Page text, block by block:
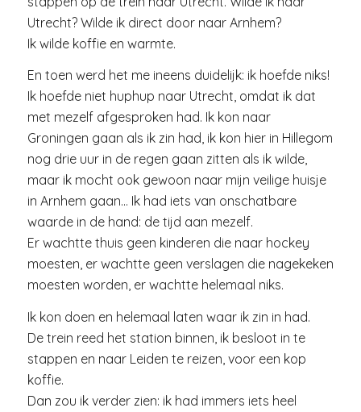
Utrecht? Wilde ik direct door naar Arnhem?
Ik wilde koffie en warmte.
En toen werd het me ineens duidelijk: ik hoefde niks!
Ik hoefde niet huphup naar Utrecht, omdat ik dat
met mezelf afgesproken had. Ik kon naar
Groningen gaan als ik zin had, ik kon hier in Hillegom
nog drie uur in de regen gaan zitten als ik wilde,
maar ik mocht ook gewoon naar mijn veilige huisje
in Arnhem gaan… Ik had iets van onschatbare
waarde in de hand: de tijd aan mezelf.
Er wachtte thuis geen kinderen die naar hockey
moesten, er wachtte geen verslagen die nagekeken
moesten worden, er wachtte helemaal niks.
Ik kon doen en helemaal laten waar ik zin in had.
De trein reed het station binnen, ik besloot in te
stappen en naar Leiden te reizen, voor een kop
koffie.
Dan zou ik verder zien: ik had immers iets heel